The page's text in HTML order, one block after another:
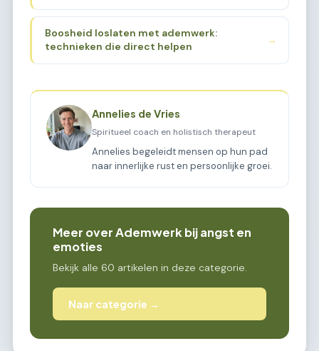
Boosheid loslaten met ademwerk:
technieken die direct helpen
→
Annelies de Vries
Spiritueel coach en holistisch therapeut
Annelies begeleidt mensen op hun pad
naar innerlijke rust en persoonlijke groei.
Meer over Ademwerk bij angst en
emoties
Bekijk alle 60 artikelen in deze categorie.
Naar categorie →